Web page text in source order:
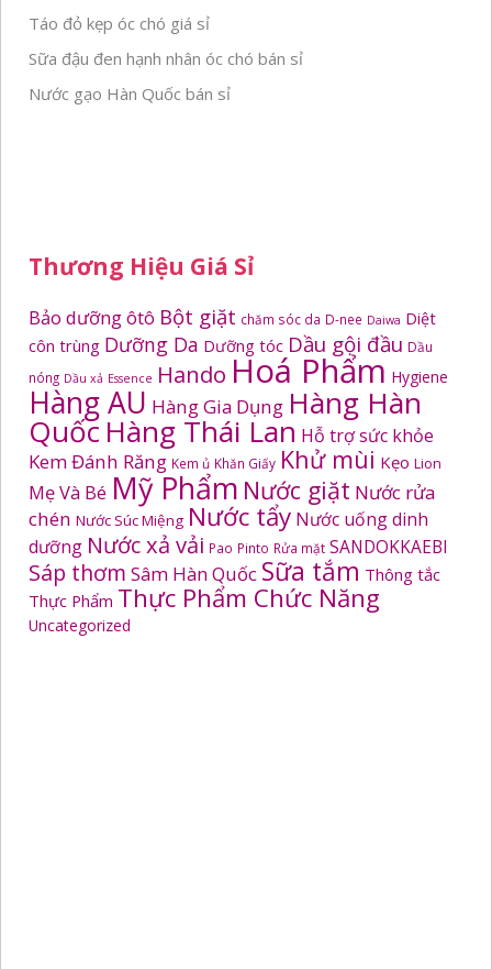
Táo đỏ kẹp óc chó giá sỉ
Sữa đậu đen hạnh nhân óc chó bán sỉ
Nước gạo Hàn Quốc bán sỉ
Thương Hiệu Giá Sỉ
Bảo dưỡng ôtô Bột giặt chăm sóc da D-nee Daiwa Diệt
côn trùng Dưỡng Da Dưỡng tóc Dầu gội đầu Dầu
nóng Dầu xả Essence Hando Hoá Phẩm Hygiene
Hàng AU Hàng Gia Dụng Hàng Hàn
Quốc Hàng Thái Lan Hỗ trợ sức khỏe
Kem Đánh Răng Kem ủ Khăn Giấy Khử mùi Kẹo Lion
Mẹ Và Bé Mỹ Phẩm Nước giặt Nước rửa
chén Nước Súc Miệng Nước tẩy Nước uống dinh
dưỡng Nước xả vải Pao Pinto Rửa mặt SANDOKKAEBI
Sáp thơm Sâm Hàn Quốc Sữa tắm Thông tắc
Thực Phẩm Thực Phẩm Chức Năng
Uncategorized